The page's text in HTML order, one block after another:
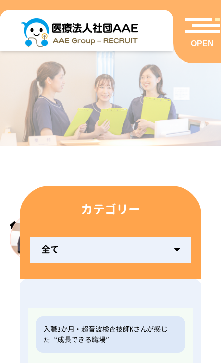
OPEN
VOICE
ホーム
カテゴリー
全て
入職3か月・超音波検査技師Kさんが感じ
た“成長できる職場”